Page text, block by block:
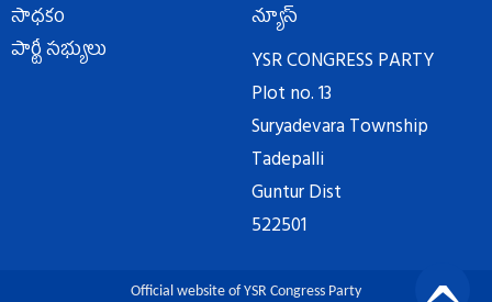
సాధకం
పార్టీ సభ్యులు
న్యూస్
YSR CONGRESS PARTY
Plot no. 13
Suryadevara Township
Tadepalli
Guntur Dist
522501
Official website of YSR Congress Party